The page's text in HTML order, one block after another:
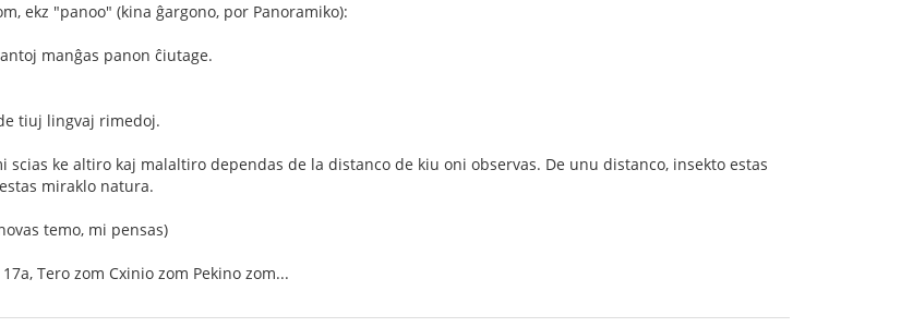
ekz "panoo" (kina ĝargono, por Panoramiko):
manĝas panon ĉiutage.
tiuj lingvaj rimedoj.
scias ke altiro kaj malaltiro dependas de la distanco de kiu oni observas. De unu distanco, insekto estas
miraklo natura.
temo, mi pensas)
Tero zom Cxinio zom Pekino zom...